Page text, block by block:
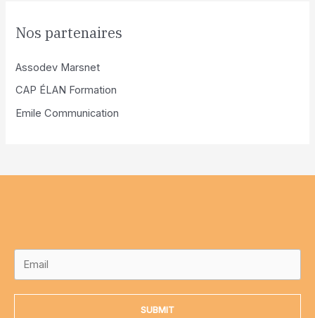
Nos partenaires
Assodev Marsnet
CAP ÉLAN Formation
Emile Communication
SUBMIT